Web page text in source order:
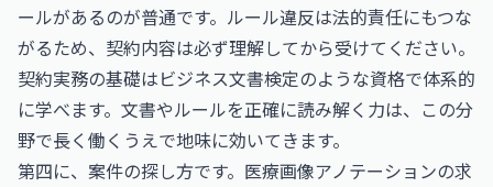
ールがあるのが普通です。ルール違反は法的責任にもつな
がるため、契約内容は必ず理解してから受けてください。
契約実務の基礎はビジネス文書検定のような資格で体系的
に学べます。文書やルールを正確に読み解く力は、この分
野で長く働くうえで地味に効いてきます。
第四に、案件の探し方です。医療画像アノテーションの求